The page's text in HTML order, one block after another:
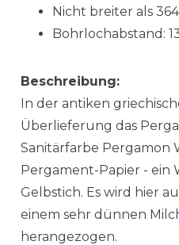
Nicht breiter als 364
Bohrlochabstand:
Beschreibung:
In der antiken
Überlieferung das
Sanitärfarbe Pergamon
Pergament-Papier - ein
Gelbstich. Es wird hier
einem sehr dünnen
herangezogen.